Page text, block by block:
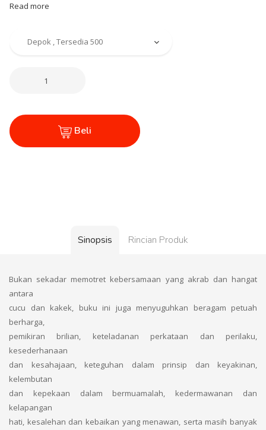
Read more
Beli
Sinopsis Rincian Produk
Bukan sekadar memotret kebersamaan yang akrab dan hangat
antara
cucu dan kakek, buku ini juga menyuguhkan beragam petuah
berharga,
pemikiran brilian, keteladanan perkataan dan perilaku,
kesederhanaan
dan kesahajaan, keteguhan dalam prinsip dan keyakinan,
kelembutan
dan kepekaan dalam bermuamalah, kedermawanan dan
kelapangan
hati, kesalehan dan kebaikan yang menawan, serta masih banyak